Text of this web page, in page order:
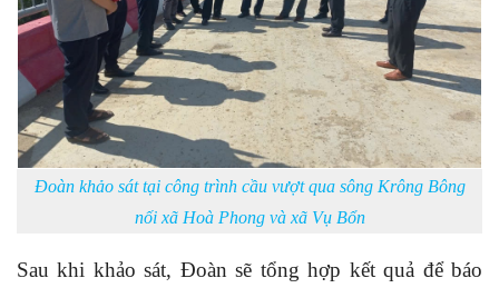
Đoàn khảo sát tại công trình cầu vượt qua sông Krông Bông
nối xã Hoà Phong và xã Vụ Bổn
Sau khi khảo sát, Đoàn sẽ tổng hợp kết quả để báo